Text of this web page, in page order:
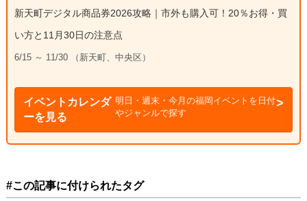
新天町デジタル商品券2026攻略｜市外も購入可！20％お得・買
い方と11月30日の注意点
6/15 ～ 11/30 （新天町、中央区）
イベントカレンダ
ーを見る
明日・週末・今月の福岡イベントを日付
やジャンルで探す
#この記事に付けられたタグ